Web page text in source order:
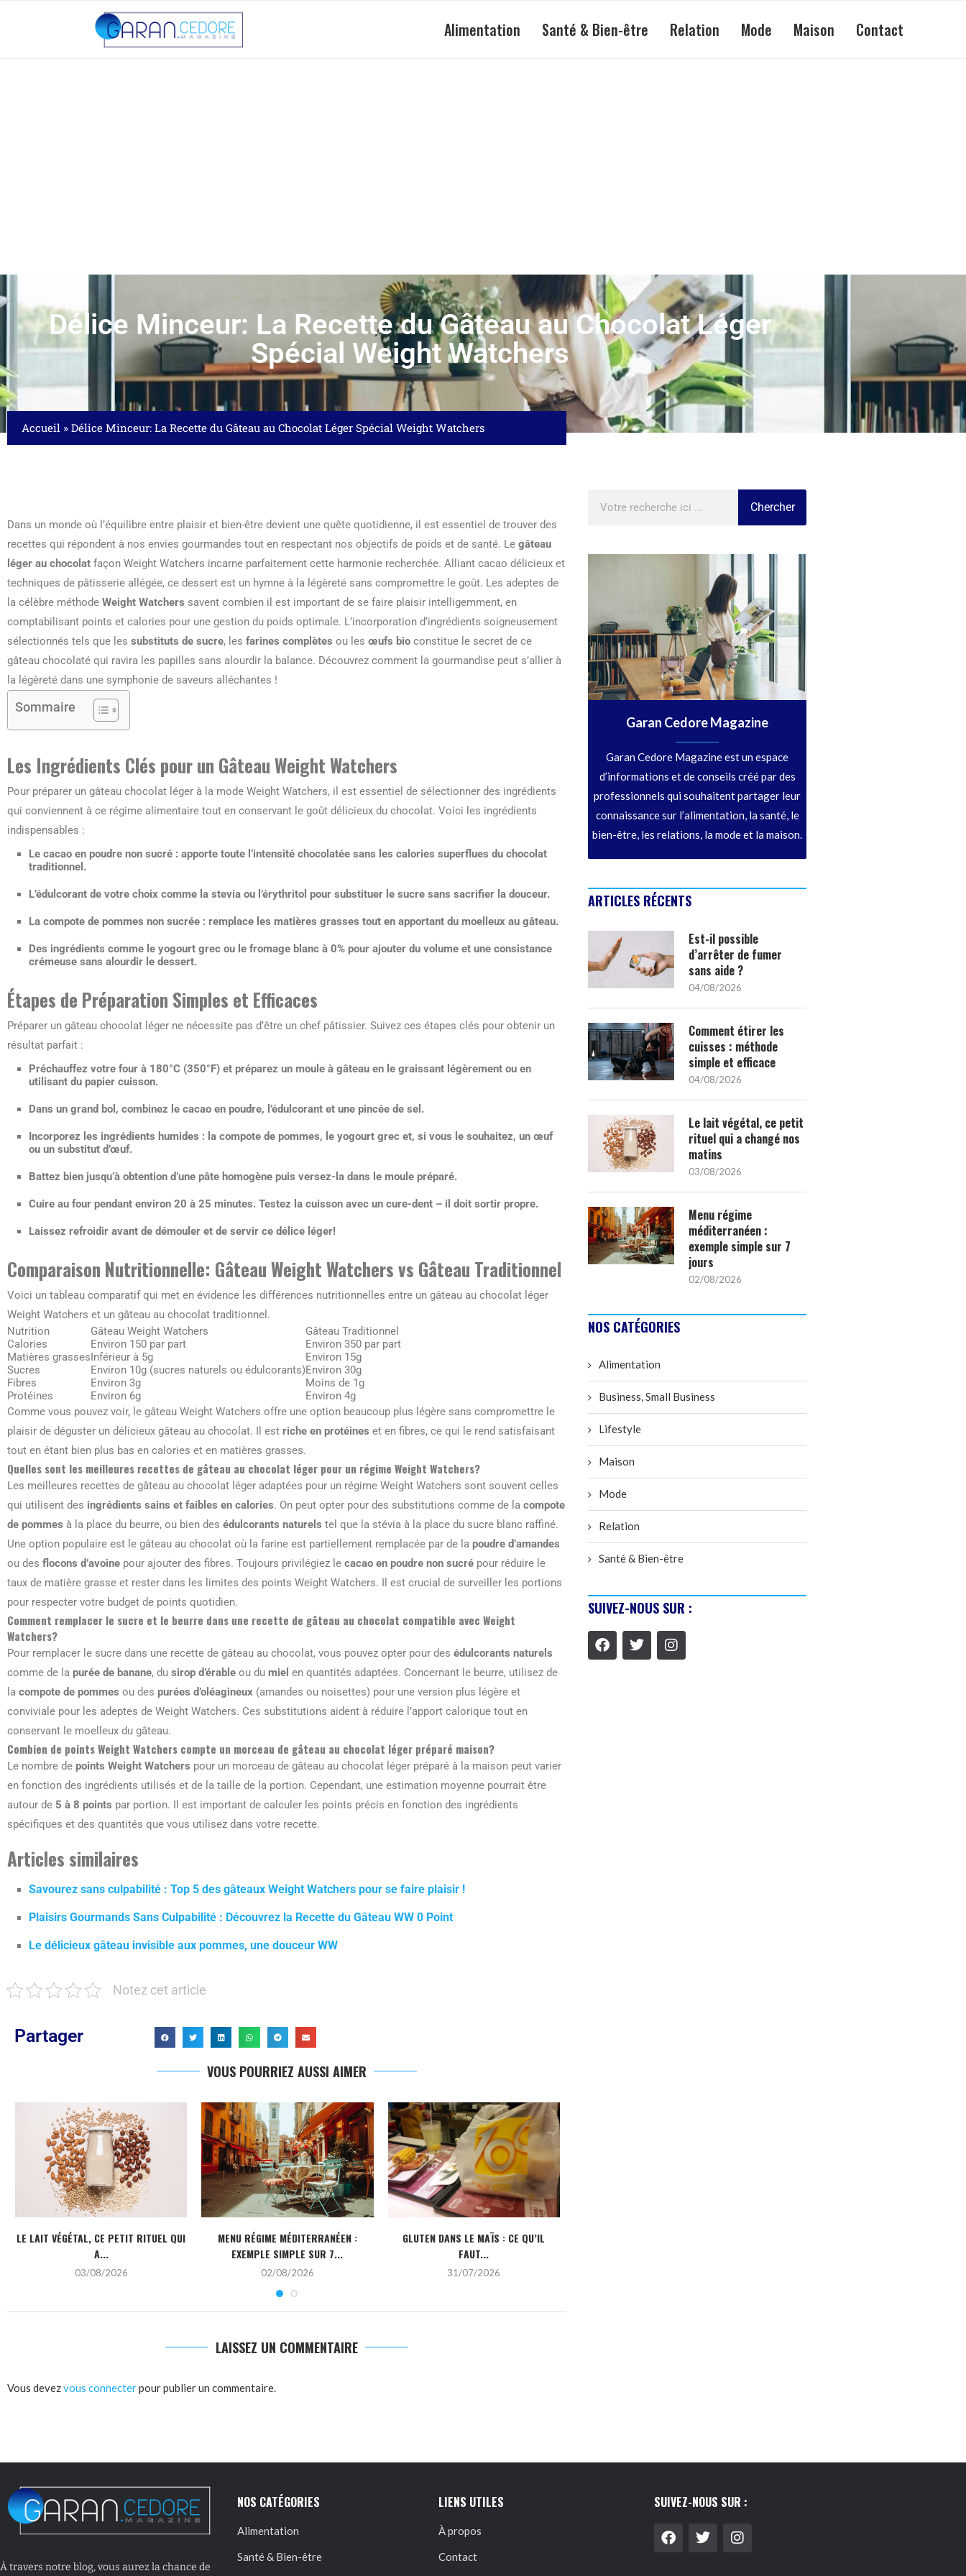
Alimentation Santé & Bien-être Relation Mode Maison Contact
Délice Minceur: La Recette du Gâteau au Chocolat Léger
Spécial Weight Watchers
Accueil » Délice Minceur: La Recette du Gâteau au Chocolat Léger Spécial Weight Watchers
Dans un monde où l’équilibre entre plaisir et bien-être devient une quête quotidienne, il est essentiel de trouver des
recettes qui répondent à nos envies gourmandes tout en respectant nos objectifs de poids et de santé. Le gâteau
léger au chocolat façon Weight Watchers incarne parfaitement cette harmonie recherchée. Alliant cacao délicieux et
techniques de pâtisserie allégée, ce dessert est un hymne à la légèreté sans compromettre le goût. Les adeptes de
la célèbre méthode Weight Watchers savent combien il est important de se faire plaisir intelligemment, en
comptabilisant points et calories pour une gestion du poids optimale. L’incorporation d’ingrédients soigneusement
sélectionnés tels que les substituts de sucre, les farines complètes ou les œufs bio constitue le secret de ce
gâteau chocolaté qui ravira les papilles sans alourdir la balance. Découvrez comment la gourmandise peut s’allier à
la légèreté dans une symphonie de saveurs alléchantes !
Sommaire
Les Ingrédients Clés pour un Gâteau Weight Watchers
Pour préparer un gâteau chocolat léger à la mode Weight Watchers, il est essentiel de sélectionner des ingrédients
qui conviennent à ce régime alimentaire tout en conservant le goût délicieux du chocolat. Voici les ingrédients
indispensables :
Le cacao en poudre non sucré : apporte toute l’intensité chocolatée sans les calories superflues du chocolat
traditionnel.
L’édulcorant de votre choix comme la stevia ou l’érythritol pour substituer le sucre sans sacrifier la douceur.
La compote de pommes non sucrée : remplace les matières grasses tout en apportant du moelleux au gâteau.
Des ingrédients comme le yogourt grec ou le fromage blanc à 0% pour ajouter du volume et une consistance
crémeuse sans alourdir le dessert.
Étapes de Préparation Simples et Efficaces
Préparer un gâteau chocolat léger ne nécessite pas d’être un chef pâtissier. Suivez ces étapes clés pour obtenir un
résultat parfait :
Préchauffez votre four à 180°C (350°F) et préparez un moule à gâteau en le graissant légèrement ou en
utilisant du papier cuisson.
Dans un grand bol, combinez le cacao en poudre, l’édulcorant et une pincée de sel.
Incorporez les ingrédients humides : la compote de pommes, le yogourt grec et, si vous le souhaitez, un œuf
ou un substitut d’œuf.
Battez bien jusqu’à obtention d’une pâte homogène puis versez-la dans le moule préparé.
Cuire au four pendant environ 20 à 25 minutes. Testez la cuisson avec un cure-dent – il doit sortir propre.
Laissez refroidir avant de démouler et de servir ce délice léger!
Comparaison Nutritionnelle: Gâteau Weight Watchers vs Gâteau Traditionnel
Voici un tableau comparatif qui met en évidence les différences nutritionnelles entre un gâteau au chocolat léger
Weight Watchers et un gâteau au chocolat traditionnel.
Nutrition
Gâteau Weight Watchers
Gâteau Traditionnel
Calories
Environ 150 par part
Environ 350 par part
Matières grassesInférieur à 5g
Environ 15g
Sucres
Environ 10g (sucres naturels ou édulcorants)Environ 30g
Fibres
Environ 3g
Moins de 1g
Protéines
Environ 6g
Environ 4g
Comme vous pouvez voir, le gâteau Weight Watchers offre une option beaucoup plus légère sans compromettre le
plaisir de déguster un délicieux gâteau au chocolat. Il est riche en protéines et en fibres, ce qui le rend satisfaisant
tout en étant bien plus bas en calories et en matières grasses.
Quelles sont les meilleures recettes de gâteau au chocolat léger pour un régime Weight Watchers?
Les meilleures recettes de gâteau au chocolat léger adaptées pour un régime Weight Watchers sont souvent celles
qui utilisent des ingrédients sains et faibles en calories. On peut opter pour des substitutions comme de la compote
de pommes à la place du beurre, ou bien des édulcorants naturels tel que la stévia à la place du sucre blanc raffiné.
Une option populaire est le gâteau au chocolat où la farine est partiellement remplacée par de la poudre d’amandes
ou des flocons d’avoine pour ajouter des fibres. Toujours privilégiez le cacao en poudre non sucré pour réduire le
taux de matière grasse et rester dans les limites des points Weight Watchers. Il est crucial de surveiller les portions
pour respecter votre budget de points quotidien.
Comment remplacer le sucre et le beurre dans une recette de gâteau au chocolat compatible avec Weight
Watchers?
Pour remplacer le sucre dans une recette de gâteau au chocolat, vous pouvez opter pour des édulcorants naturels
comme de la purée de banane, du sirop d’érable ou du miel en quantités adaptées. Concernant le beurre, utilisez de
la compote de pommes ou des purées d’oléagineux (amandes ou noisettes) pour une version plus légère et
conviviale pour les adeptes de Weight Watchers. Ces substitutions aident à réduire l’apport calorique tout en
conservant le moelleux du gâteau.
Combien de points Weight Watchers compte un morceau de gâteau au chocolat léger préparé maison?
Le nombre de points Weight Watchers pour un morceau de gâteau au chocolat léger préparé à la maison peut varier
en fonction des ingrédients utilisés et de la taille de la portion. Cependant, une estimation moyenne pourrait être
autour de 5 à 8 points par portion. Il est important de calculer les points précis en fonction des ingrédients
spécifiques et des quantités que vous utilisez dans votre recette.
Articles similaires
Savourez sans culpabilité : Top 5 des gâteaux Weight Watchers pour se faire plaisir !
Plaisirs Gourmands Sans Culpabilité : Découvrez la Recette du Gâteau WW 0 Point
Le délicieux gâteau invisible aux pommes, une douceur WW
Notez cet article
Partager
VOUS POURRIEZ AUSSI AIMER
LE LAIT VÉGÉTAL, CE PETIT RITUEL QUI
A...
03/08/2026
MENU RÉGIME MÉDITERRANÉEN :
EXEMPLE SIMPLE SUR 7...
02/08/2026
GLUTEN DANS LE MAÏS : CE QU’IL
FAUT...
31/07/2026
LAISSEZ UN COMMENTAIRE
Vous devezvous connecterpour publier un commentaire.
Chercher
Garan Cedore Magazine
Garan Cedore Magazine est un espace
d’informations et de conseils créé par des
professionnels qui souhaitent partager leur
connaissance sur l’alimentation, la santé, le
bien-être, les relations, la mode et la maison.
ARTICLES RÉCENTS
Est-il possible
d’arrêter de fumer
sans aide ?
04/08/2026
Comment étirer les
cuisses : méthode
simple et efficace
04/08/2026
Le lait végétal, ce petit
rituel qui a changé nos
matins
03/08/2026
Menu régime
méditerranéen :
exemple simple sur 7
jours
02/08/2026
NOS CATÉGORIES
Alimentation
Business, Small Business
Lifestyle
Maison
Mode
Relation
Santé & Bien-être
SUIVEZ-NOUS SUR :
À travers notre blog, vous aurez la chance de
NOS CATÉGORIES
Alimentation
Santé & Bien-être
LIENS UTILES
À propos
Contact
SUIVEZ-NOUS SUR :